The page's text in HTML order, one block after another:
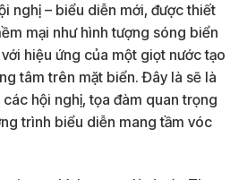
nghị – biểu diễn mới, được thiết
mại như hình tượng sóng biển
hiệu ứng của một giọt nước tạo
tâm trên mặt biển. Đây là sẽ là
hội nghị, tọa đàm quan trọng
trình biểu diễn mang tầm vóc